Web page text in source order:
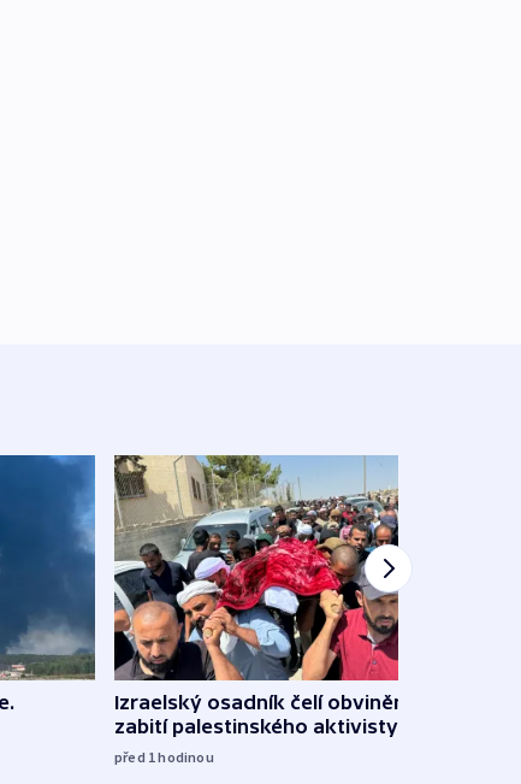
Izraelský osadník čelí obvinění ze
zabití palestinského aktivisty
před 1hodinou